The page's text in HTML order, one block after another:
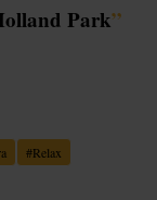
Park”
#Relax